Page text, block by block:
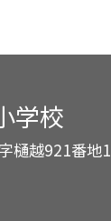
学校
樋越921番地1